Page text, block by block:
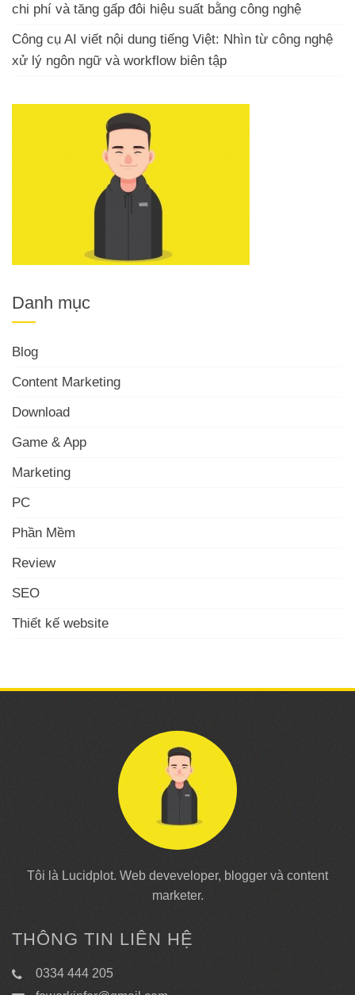
chi phí và tăng gấp đôi hiệu suất bằng công nghệ
Công cụ AI viết nội dung tiếng Việt: Nhìn từ công nghệ
xử lý ngôn ngữ và workflow biên tập
Danh mục
Blog
Content Marketing
Download
Game & App
Marketing
PC
Phần Mềm
Review
SEO
Thiết kế website
Tôi là Lucidplot. Web deveveloper, blogger và content
marketer.
THÔNG TIN LIÊN HỆ
0334 444 205